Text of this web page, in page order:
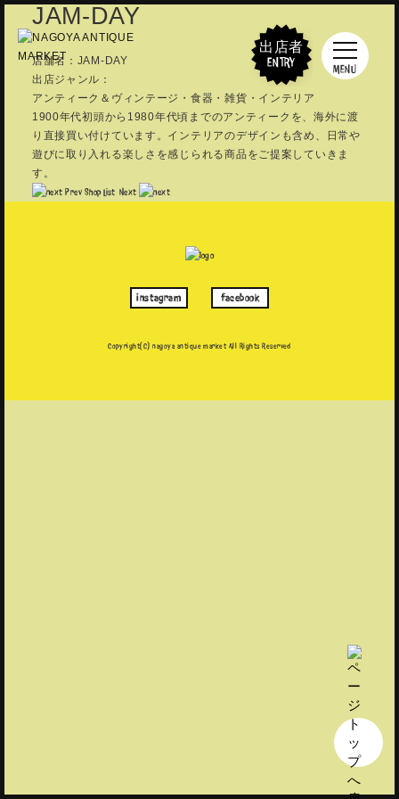
MENU
出店者
ENTRY
JAM-DAY
店舗名：JAM-DAY
出店ジャンル：
アンティーク＆ヴィンテージ・食器・雑貨・インテリア
1900年代初頭から1980年代頃までのアンティークを、海外に渡
り直接買い付けています。インテリアのデザインも含め、日常や
遊びに取り入れる楽しさを感じられる商品をご提案していきま
す。
Prev Shop List Next
instagram facebook
Copyright(C) nagoya antique market All Rights Reserved